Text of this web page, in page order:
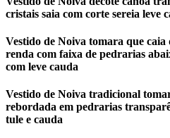
cristais saia com corte sereia leve
Vestido de Noiva tomara que caia
renda com faixa de pedrarias
com leve cauda
Vestido de Noiva tradicional
rebordada em pedrarias
tule e cauda